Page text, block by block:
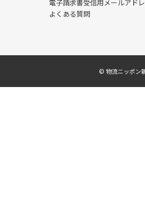
電子請求書受信用メールアド
よくある質問
© 物流ニッポン